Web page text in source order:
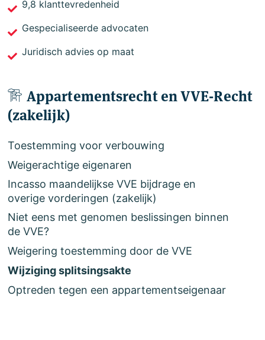
9,8 klanttevredenheid
Gespecialiseerde advocaten
Juridisch advies op maat
Appartementsrecht en VVE-Recht
(zakelijk)
Toestemming voor verbouwing
Weigerachtige eigenaren
Incasso maandelijkse VVE bijdrage en
overige vorderingen (zakelijk)
Niet eens met genomen beslissingen binnen
de VVE?
Weigering toestemming door de VVE
Wijziging splitsingsakte
Optreden tegen een appartementseigenaar